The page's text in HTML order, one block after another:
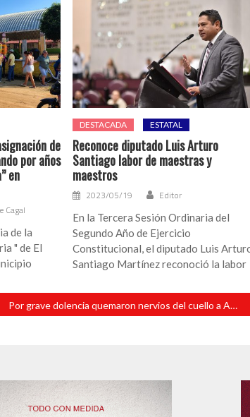
de
por años
en
Cagal
de la
" de El
DESTACADA ESTATAL
Reconoce diputado Luis Arturo
Santiago labor de maestras y
maestros
2023/05/19 Editor
En la Tercera Sesión Ordinaria del
Segundo Año de Ejercicio
Constitucional, el diputado Luis
Santiago Martínez reconoció la labor
Por grave dolencia quemaron nervios del cuello a AMLO